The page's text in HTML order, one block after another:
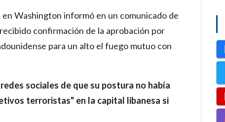
Washington informó en un comunicado de
confirmación de la aprobación por
para un alto el fuego mutuo con
sociales de que su postura no había
terroristas" en la capital libanesa si